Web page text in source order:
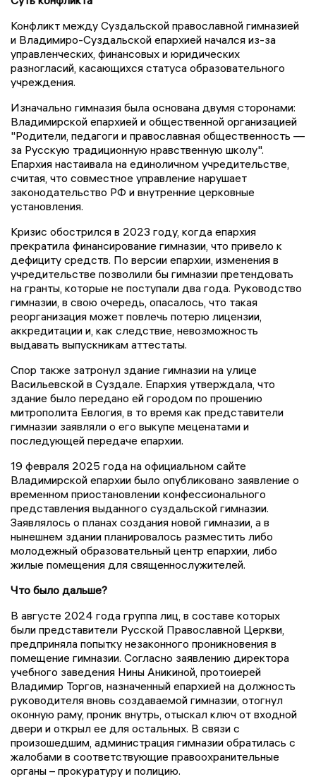
Конфликт между Суздальской православной гимназией
и Владимиро-Суздальской епархией начался из-за
управленческих, финансовых и юридических
разногласий, касающихся статуса образовательного
учреждения.
Изначально гимназия была основана двумя сторонами:
Владимирской епархией и общественной организацией
"Родители, педагоги и православная общественность —
за Русскую традиционную нравственную школу".
Епархия настаивала на единоличном учредительстве,
считая, что совместное управление нарушает
законодательство РФ и внутренние церковные
установления.
Кризис обострился в 2023 году, когда епархия
прекратила финансирование гимназии, что привело к
дефициту средств. По версии епархии, изменения в
учредительстве позволили бы гимназии претендовать
на гранты, которые не поступали два года. Руководство
гимназии, в свою очередь, опасалось, что такая
реорганизация может повлечь потерю лицензии,
аккредитации и, как следствие, невозможность
выдавать выпускникам аттестаты.
Спор также затронул здание гимназии на улице
Васильевской в Суздале. Епархия утверждала, что
здание было передано ей городом по прошению
митрополита Евлогия, в то время как представители
гимназии заявляли о его выкупе меценатами и
последующей передаче епархии.
19 февраля 2025 года на официальном сайте
Владимирской епархии было опубликовано заявление о
временном приостановлении конфессионального
представления выданного суздальской гимназии.
Заявлялось о планах создания новой гимназии, а в
нынешнем здании планировалось разместить либо
молодежный образовательный центр епархии, либо
жилые помещения для священнослужителей.
Что было дальше?
В августе 2024 года группа лиц, в составе которых
были представители Русской Православной Церкви,
предприняла попытку незаконного проникновения в
помещение гимназии. Согласно заявлению директора
учебного заведения Нины Аникиной, протоиерей
Владимир Торгов, назначенный епархией на должность
руководителя вновь создаваемой гимназии, отогнул
оконную раму, проник внутрь, отыскал ключ от входной
двери и открыл ее для остальных. В связи с
произошедшим, администрация гимназии обратилась с
жалобами в соответствующие правоохранительные
органы – прокуратуру и полицию.